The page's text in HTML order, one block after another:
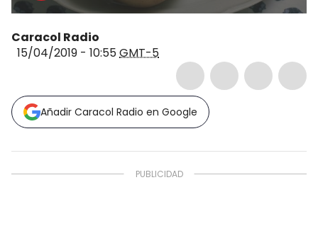
Caracol Radio
15/04/2019 - 10:55GMT-5
Añadir Caracol Radio en Google